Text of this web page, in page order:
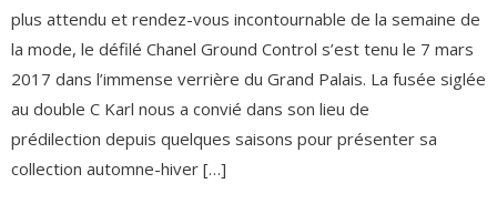
plus attendu et rendez-vous incontournable de la semaine de
la mode, le défilé Chanel Ground Control s’est tenu le 7 mars
2017 dans l’immense verrière du Grand Palais. La fusée siglée
au double C Karl nous a convié dans son lieu de
prédilection depuis quelques saisons pour présenter sa
collection automne-hiver […]